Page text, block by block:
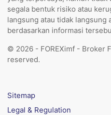
segala bentuk risiko atau
langsung atau tidak langsung
berdasarkan informasi
© 2026 - FOREXimf - Broker
reserved.
Sitemap
Legal & Regulation